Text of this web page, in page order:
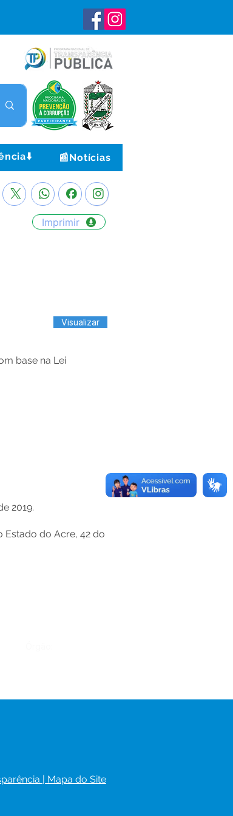
📰Notícias
Imprimir
Visualizar
base na Lei
2019.
Estado do Acre, 42 do
| Mapa do Site